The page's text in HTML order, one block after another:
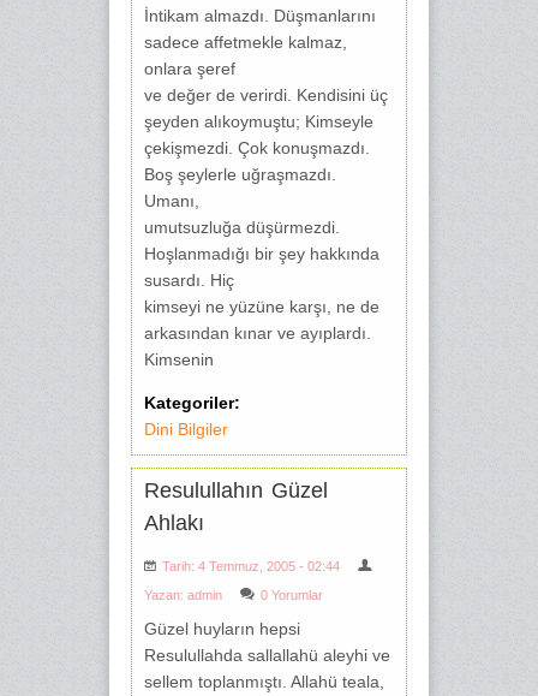
İntikam almazdı. Düşmanlarını
sadece affetmekle kalmaz,
onlara şeref
ve değer de verirdi. Kendisini üç
şeyden alıkoymuştu; Kimseyle
çekişmezdi. Çok konuşmazdı.
Boş şeylerle uğraşmazdı.
Umanı,
umutsuzluğa düşürmezdi.
Hoşlanmadığı bir şey hakkında
susardı. Hiç
kimseyi ne yüzüne karşı, ne de
arkasından kınar ve ayıplardı.
Kimsenin
Kategoriler:
Dini Bilgiler
Resulullahın Güzel
Ahlakı
Tarih: 4 Temmuz, 2005 - 02:44
Yazan: admin 0 Yorumlar
Güzel huyların hepsi
Resulullahda sallallahü aleyhi ve
sellem toplanmıştı. Allahü teala,